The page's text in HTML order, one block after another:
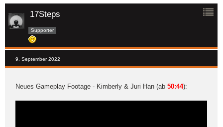
17Steps
Supporter
9. September 2022
Neues Gameplay Footage - Kimberly & Juri Han (ab 50:44):